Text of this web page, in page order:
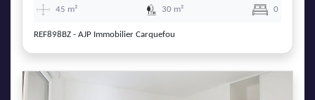
45 m² 30 m² 0
REF898BZ - AJP Immobilier Carquefou